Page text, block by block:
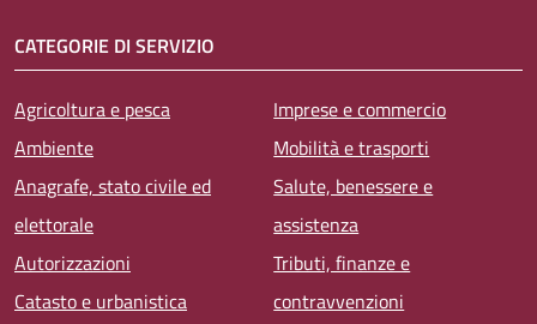
CATEGORIE DI SERVIZIO
Agricoltura e pesca
Ambiente
Anagrafe, stato civile ed
elettorale
Autorizzazioni
Catasto e urbanistica
Imprese e commercio
Mobilità e trasporti
Salute, benessere e
assistenza
Tributi, finanze e
contravvenzioni